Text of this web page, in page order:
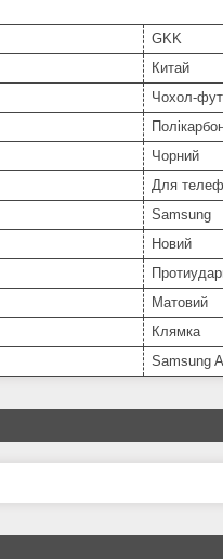
GKK
Китай
Чохол-
Чорний
Для
Samsung
Новий
Матовий
Клямка
Samsung